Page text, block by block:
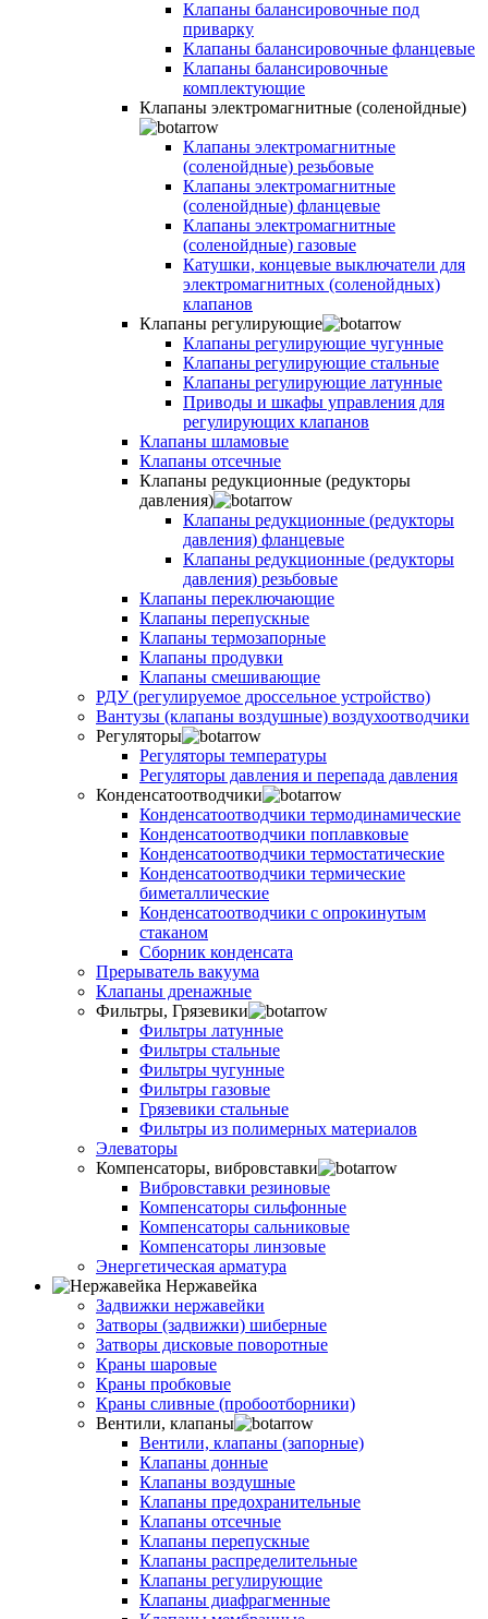
Клапаны балансировочные под
приварку
Клапаны балансировочные фланцевые
Клапаны балансировочные
комплектующие
Клапаны электромагнитные (соленойдные)
Клапаны электромагнитные
(соленойдные) резьбовые
Клапаны электромагнитные
(соленойдные) фланцевые
Клапаны электромагнитные
(соленойдные) газовые
Катушки, концевые выключатели для
электромагнитных (соленойдных)
клапанов
Клапаны регулирующие
Клапаны регулирующие чугунные
Клапаны регулирующие стальные
Клапаны регулирующие латунные
Приводы и шкафы управления для
регулирующих клапанов
Клапаны шламовые
Клапаны отсечные
Клапаны редукционные (редукторы
давления)
Клапаны редукционные (редукторы
давления) фланцевые
Клапаны редукционные (редукторы
давления) резьбовые
Клапаны переключающие
Клапаны перепускные
Клапаны термозапорные
Клапаны продувки
Клапаны смешивающие
РДУ (регулируемое дроссельное устройство)
Вантузы (клапаны воздушные) воздухоотводчики
Регуляторы
Регуляторы температуры
Регуляторы давления и перепада давления
Конденсатоотводчики
Конденсатоотводчики термодинамические
Конденсатоотводчики поплавковые
Конденсатоотводчики термостатические
Конденсатоотводчики термические
биметаллические
Конденсатоотводчики с опрокинутым
стаканом
Сборник конденсата
Прерыватель вакуума
Клапаны дренажные
Фильтры, Грязевики
Фильтры латунные
Фильтры стальные
Фильтры чугунные
Фильтры газовые
Грязевики стальные
Фильтры из полимерных материалов
Элеваторы
Компенсаторы, вибровставки
Вибровставки резиновые
Компенсаторы сильфонные
Компенсаторы сальниковые
Компенсаторы линзовые
Энергетическая арматура
Нержавейка
Задвижки нержавейки
Затворы (задвижки) шиберные
Затворы дисковые поворотные
Краны шаровые
Краны пробковые
Краны сливные (пробоотборники)
Вентили, клапаны
Вентили, клапаны (запорные)
Клапаны донные
Клапаны воздушные
Клапаны предохранительные
Клапаны отсечные
Клапаны перепускные
Клапаны распределительные
Клапаны регулирующие
Клапаны диафрагменные